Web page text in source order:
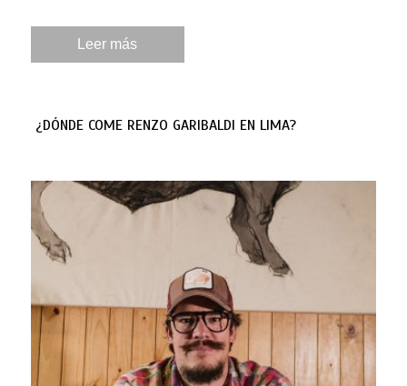
Leer más
¿DÓNDE COME RENZO GARIBALDI EN LIMA?